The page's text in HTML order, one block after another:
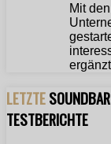
Mit den
LETZTESOUNDBAR
TESTBERICHTE